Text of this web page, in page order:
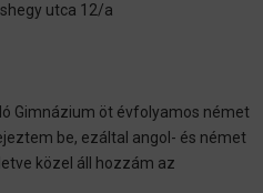
utca 12/a
Gimnázium öt évfolyamos német
be, ezáltal angol- és német
közel áll hozzám az